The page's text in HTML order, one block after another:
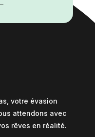
votre évasion
attendons avec
rêves en réalité.